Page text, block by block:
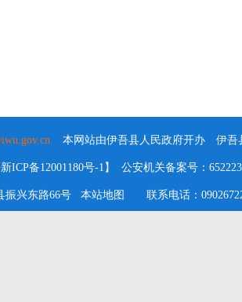
本网站由伊吾县人民政府开办 伊吾
ICP备12001180号-1】 公安机关备案号：
振兴东路66号 本站地图 联系电话：